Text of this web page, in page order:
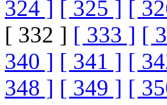
324 ] [ 325 ] [
[ 332 ] [ 333 ] [
340 ] [ 341 ] [
348 ] [ 349 ] [